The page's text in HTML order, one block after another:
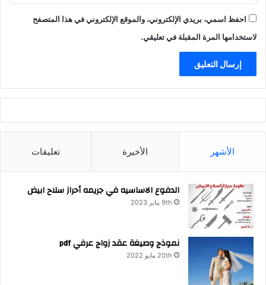
احفظ اسمي، بريدي الإلكتروني، والموقع الإلكتروني في هذا المتصفح
لاستخدامها المرة المقبلة في تعليقي.
الأشهر الأخيرة تعليقات
الدفوع الاساسيه في جريمه أحراز سلاح ابيض
9th يناير 2023
نموذج وصيغة عقد زواج عرفي pdf
20th مايو 2022